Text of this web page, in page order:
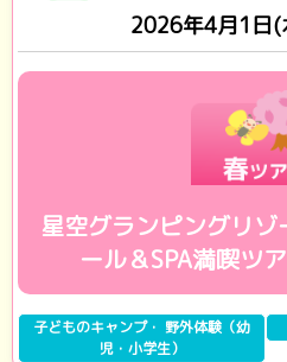
2026年4月1日(
星空グランピングリ
ール＆SPA満喫ツ
子どものキャンプ・ 野外体験（幼
児・小学生）